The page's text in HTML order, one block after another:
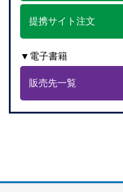
提携サイト注文
▼電子書籍
販売先一覧